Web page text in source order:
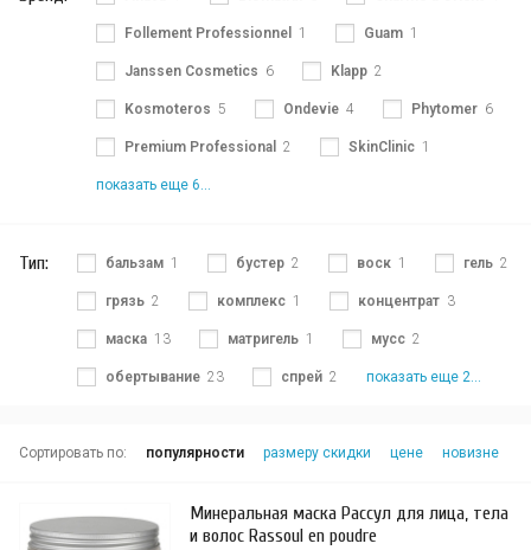
Follement Professionnel 1 Guam 1
Janssen Cosmetics 6 Klapp 2
Kosmoteros 5 Ondevie 4 Phytomer 6
Premium Professional 2 SkinClinic 1
показать еще 6...
Тип: бальзам 1 бустер 2 воск 1 гель 2
грязь 2 комплекс 1 концентрат 3
маска 13 матригель 1 мусс 2
обертывание 23 спрей 2 показать еще 2...
Сортировать по: популярности размеру скидки цене новизне
Минеральная маска Рассул для лица, тела
и волос Rassoul en poudre